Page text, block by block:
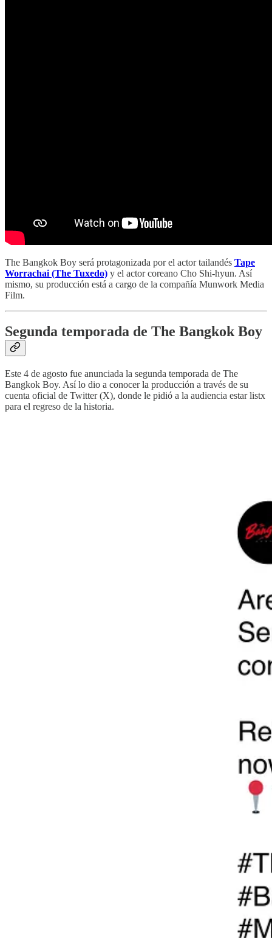
The Bangkok Boy será protagonizada por el actor tailandés Tape
Worrachai (The Tuxedo) y el actor coreano Cho Shi-hyun. Así
mismo, su producción está a cargo de la compañía Munwork Media
Film.
Segunda temporada de The Bangkok Boy
Este 4 de agosto fue anunciada la segunda temporada de The
Bangkok Boy. Así lo dio a conocer la producción a través de su
cuenta oficial de Twitter (X), donde le pidió a la audiencia estar listx
para el regreso de la historia.